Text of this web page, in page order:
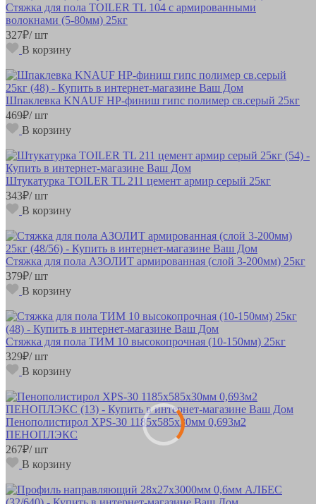
Стяжка для пола TOILER TL 104 с армированными
волокнами (5-80мм) 25кг
327₽/ шт
В корзину
Шпаклевка KNAUF HP-финиш гипс полимер св.серый 25кг
469₽/ шт
В корзину
Штукатурка TOILER TL 211 цемент армир серый 25кг
343₽/ шт
В корзину
Стяжка для пола АЗОЛИТ армированная (слой 3-200мм) 25кг
379₽/ шт
В корзину
Стяжка для пола ТИМ 10 высокопрочная (10-150мм) 25кг
329₽/ шт
В корзину
Пенополистирол XPS-30 1185х585х30мм 0,693м2
ПЕНОПЛЭКС
267₽/ шт
В корзину